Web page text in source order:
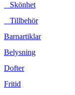
Skönhet
Tillbehör
Barnartiklar
Belysning
Dofter
Fritid